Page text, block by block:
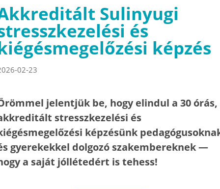
Sulinyugi
és
képzés
02-23
jelentjük be, hogy elindul a 30 órás,
stresszkezelési és
képzésünk
gyerekekkel dolgozó szakembereknek —
a saját jóllétedért is tehess!